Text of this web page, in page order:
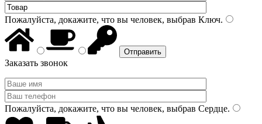
Пожалуйста, докажите, что вы человек, выбрав Ключ.
Заказать звонок
Пожалуйста, докажите, что вы человек, выбрав Сердце.